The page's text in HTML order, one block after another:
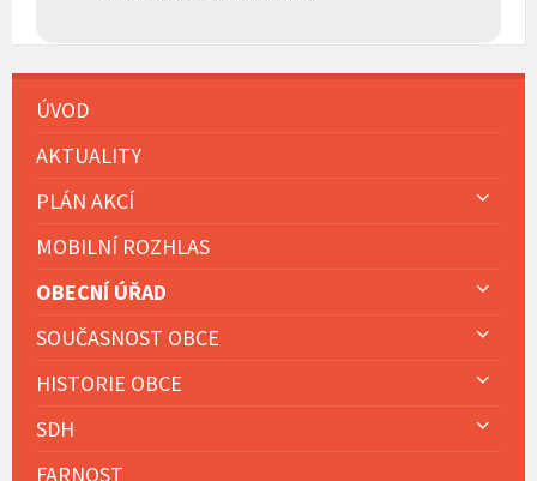
ÚVOD
AKTUALITY
PLÁN AKCÍ
MOBILNÍ ROZHLAS
OBECNÍ ÚŘAD
SOUČASNOST OBCE
HISTORIE OBCE
SDH
FARNOST